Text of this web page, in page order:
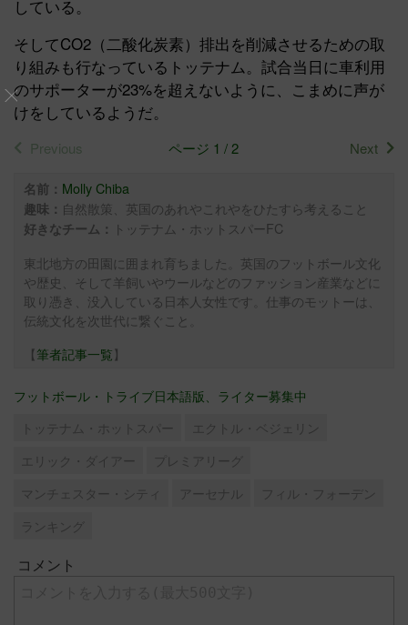
している。
そしてCO2（二酸化炭素）排出を削減させるための取
り組みも行なっているトッテナム。試合当日に車利用
のサポーターが23%を超えないように、こまめに声が
けをしているようだ。
Previous ページ 1 / 2 Next
名前： Molly Chiba
趣味： 自然散策、英国のあれやこれやをひたすら考えること
好きなチーム： トッテナム・ホットスパーFC
東北地方の田園に囲まれ育ちました。英国のフットボール文化
や歴史、そして羊飼いやウールなどのファッション産業などに
取り憑き、没入している日本人女性です。仕事のモットーは、
伝統文化を次世代に繋ぐこと。
【筆者記事一覧】
フットボール・トライブ日本語版、ライター募集中
トッテナム・ホットスパー
エクトル・ベジェリン
エリック・ダイアー
プレミアリーグ
マンチェスター・シティ
アーセナル
フィル・フォーデン
ランキング